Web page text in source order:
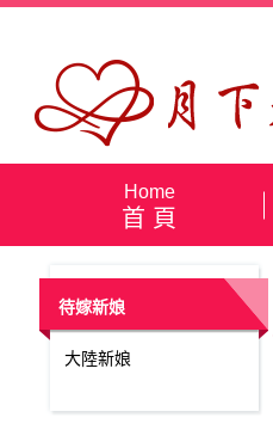
Home
首 頁
待嫁新娘
大陸新娘